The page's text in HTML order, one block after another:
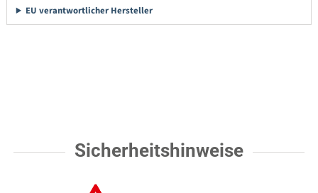
EU verantwortlicher Hersteller
Sicherheitshinweise